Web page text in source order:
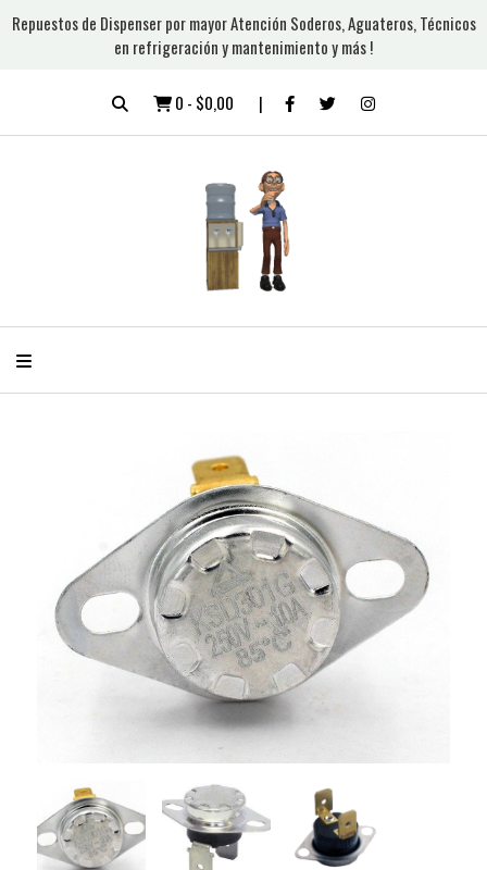
Repuestos de Dispenser por mayor Atención Soderos, Aguateros, Técnicos
en refrigeración y mantenimiento y más !
0 - $0,00